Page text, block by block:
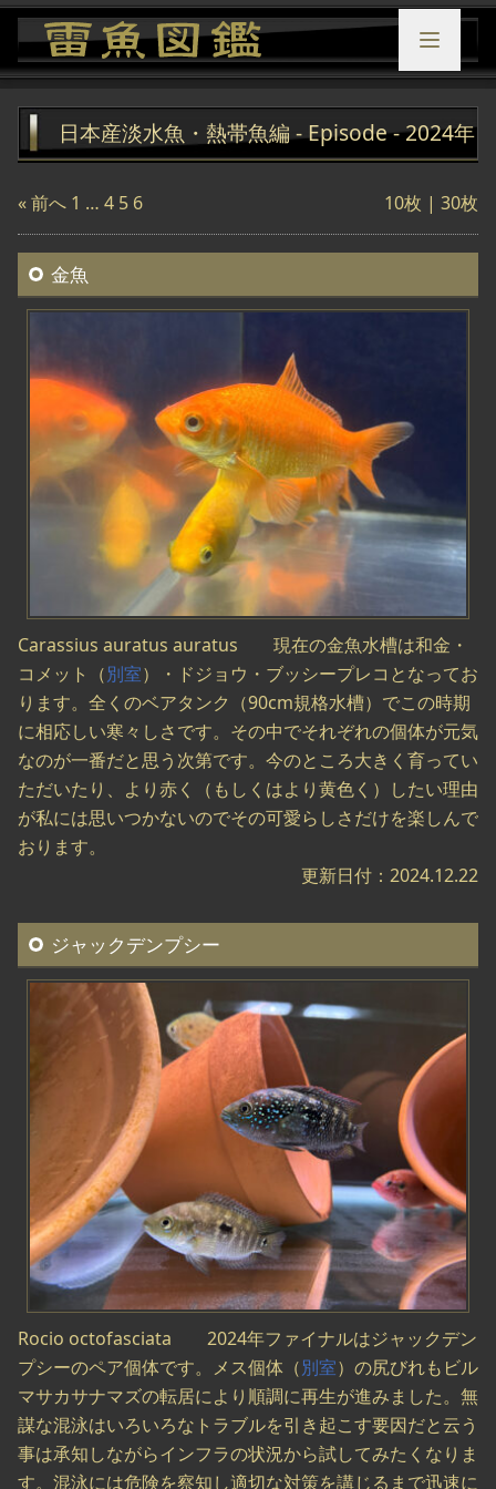
日本産淡水魚・熱帯魚編 - Episode - 2024年
« 前へ 1 … 4 5 6 10枚 | 30枚
金魚
Carassius auratus auratus 現在の金魚水槽は和金・
コメット（別室）・ドジョウ・ブッシープレコとなってお
ります。全くのベアタンク（90cm規格水槽）でこの時期
に相応しい寒々しさです。その中でそれぞれの個体が元気
なのが一番だと思う次第です。今のところ大きく育ってい
ただいたり、より赤く（もしくはより黄色く）したい理由
が私には思いつかないのでその可愛らしさだけを楽しんで
おります。
更新日付：2024.12.22
ジャックデンプシー
Rocio octofasciata 2024年ファイナルはジャックデン
プシーのペア個体です。メス個体（別室）の尻びれもビル
マサカサナマズの転居により順調に再生が進みました。無
謀な混泳はいろいろなトラブルを引き起こす要因だと云う
事は承知しながらインフラの状況から試してみたくなりま
す。混泳には危険を察知し適切な対策を講じるまで迅速に